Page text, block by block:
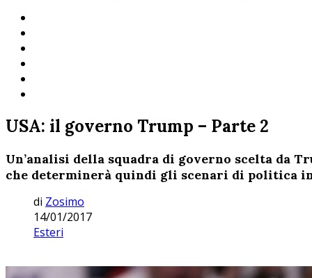
USA: il governo Trump – Parte 2
Un’analisi della squadra di governo scelta da
che determinerà quindi gli scenari di politica
di Zosimo
14/01/2017
Esteri